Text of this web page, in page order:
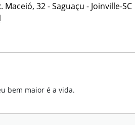
Maceió, 32 - Saguaçu - Joinville-SC
bem maior é a vida.